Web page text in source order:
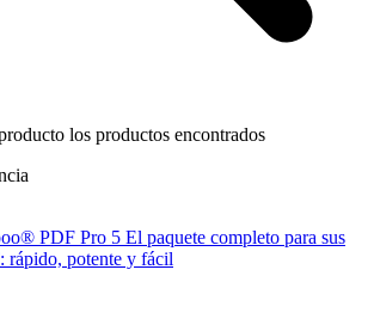
los productos encontrados
® PDF Pro 5 El paquete completo para sus
rápido, potente y fácil